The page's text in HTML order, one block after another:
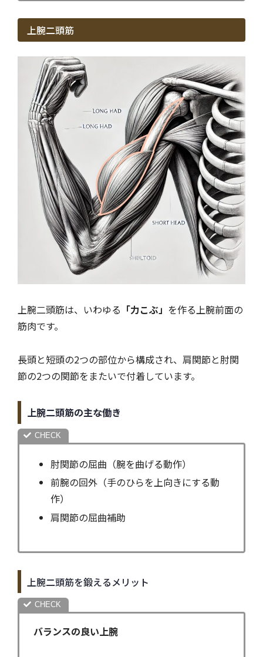
上腕二頭筋
上腕二頭筋は、いわゆる 「力こぶ」 を作る上腕前面の
筋肉です。
長頭と短頭の2つの部位から構成され、肩関節と肘関
節の2つの関節をまたいで付着しています。
上腕二頭筋の主な働き
肘関節の屈曲（腕を曲げる動作）
前腕の回外（手のひらを上向きにする動
作）
肩関節の屈曲補助
上腕二頭筋を鍛えるメリット
バランスの良い上腕